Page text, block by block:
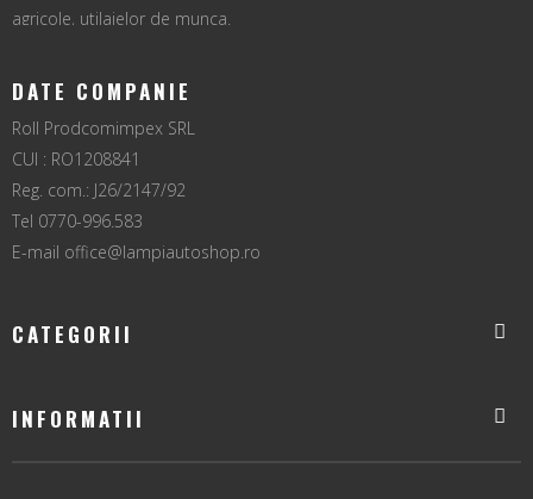
agricole, utilajelor de munca.
DATE COMPANIE
Roll Prodcomimpex SRL
CUI : RO1208841
Reg. com.: J26/2147/92
Tel 0770-996.583
E-mail office@lampiautoshop.ro
CATEGORII
INFORMATII